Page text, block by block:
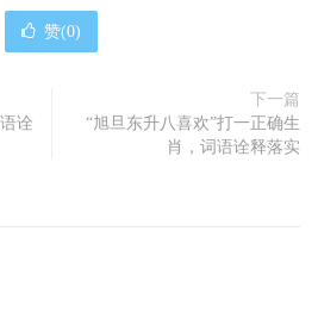
赞(0)
诠
下一篇
“旭旦东升八喜欢”打一正确生
肖，词语诠释落实